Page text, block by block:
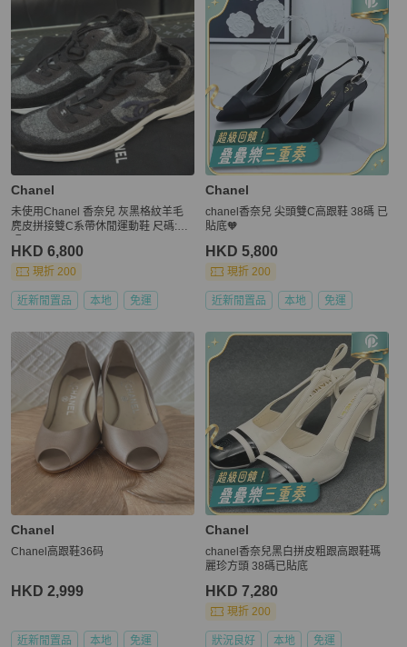
Chanel
未使用Chanel 香奈兒 灰黑格紋羊毛
麂皮拼接雙C系帶休閒運動鞋 尺碼:39
HKD 6,800
現折 200
近新閒置品 本地 免運
Chanel
chanel香奈兒 尖頭雙C高跟鞋 38碼 已
貼底🧡
HKD 5,800
現折 200
近新閒置品 本地 免運
Chanel
Chanel高跟鞋36码
HKD 2,999
近新閒置品 本地 免運
Chanel
chanel香奈兒黑白拼皮粗跟高跟鞋瑪
麗珍方頭 38碼已貼底
HKD 7,280
現折 200
狀況良好 本地 免運